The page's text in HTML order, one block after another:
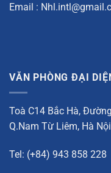
Email :
VĂN PHÒNG ĐẠI
Toà C14 Bắc Hà,
Q.Nam Từ Liêm, Hà Nội
Tel: (+84) 943 858 228